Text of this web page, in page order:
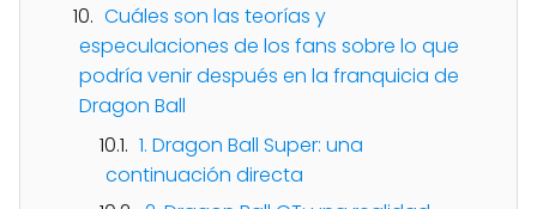
Cuáles son las teorías y
especulaciones de los fans sobre lo que
podría venir después en la franquicia de
Dragon Ball
1. Dragon Ball Super: una
continuación directa